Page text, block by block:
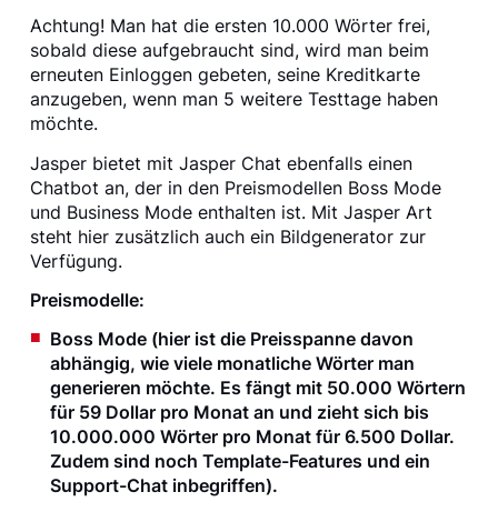
Achtung! Man hat die ersten 10.000 Wörter frei,
sobald diese aufgebraucht sind, wird man beim
erneuten Einloggen gebeten, seine Kreditkarte
anzugeben, wenn man 5 weitere Testtage haben
möchte.
Jasper bietet mit Jasper Chat ebenfalls einen
Chatbot an, der in den Preismodellen Boss Mode
und Business Mode enthalten ist. Mit Jasper Art
steht hier zusätzlich auch ein Bildgenerator zur
Verfügung.
Preismodelle:
Boss Mode (hier ist die Preisspanne davon
abhängig, wie viele monatliche Wörter man
generieren möchte. Es fängt mit 50.000 Wörtern
für 59 Dollar pro Monat an und zieht sich bis
10.000.000 Wörter pro Monat für 6.500 Dollar.
Zudem sind noch Template-Features und ein
Support-Chat inbegriffen).